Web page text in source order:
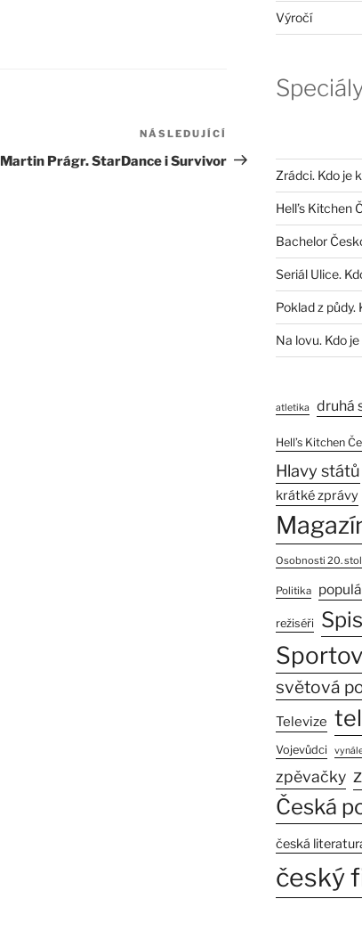
příspěvek
NÁSLEDUJÍCÍ
Martin Prágr. StarDance i Survivor
Výročí
Zrádci. Kdo je
Hell’s Kitchen
Bachelor
Seriál Ulice.
Poklad z půdy.
Na lovu. Kdo
atletika druhá
Hell’s Kitchen
Hlavy států
krátké zprávy
Osobnosti 20.
Politika
režiséři
světová
Televize
Vojevůdci
zpěvačky
Česká
česká
český